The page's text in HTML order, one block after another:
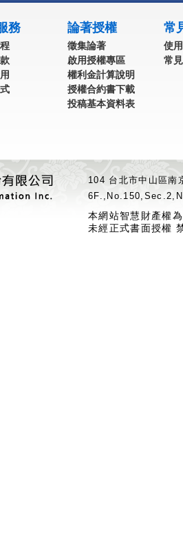
務 論著授權
徵集論著
啟用授權專區
權利金計算說明
授權合約書下載
投稿基本資料表
常
使
常
104 台北市中山區
本網站智慧財產權
未經正式書面授權